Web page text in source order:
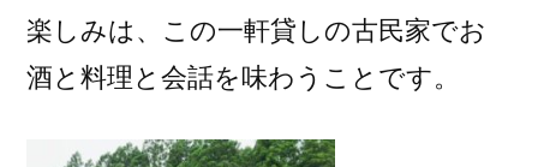
楽しみは、この一軒貸しの古民家でお
酒と料理と会話を味わうことです。